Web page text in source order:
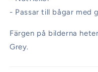
- Passar till bågar med
Färgen på bilderna
Grey.